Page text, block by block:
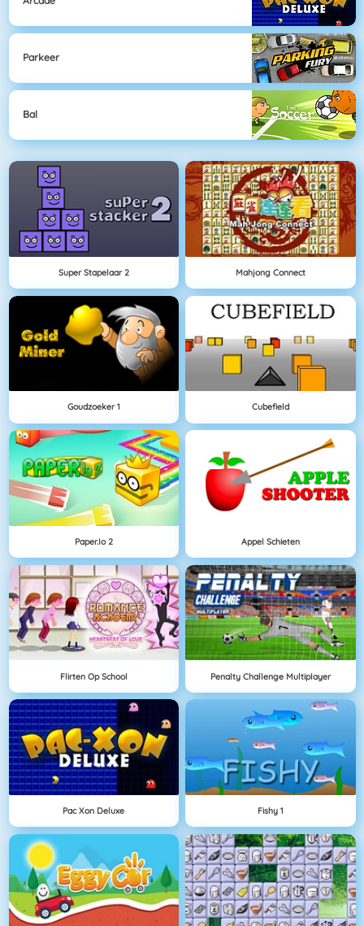
Parkeer
Bal
Super Stapelaar 2 Mahjong Connect
Goudzoeker 1 Cubefield
Paper.io 2 Appel Schieten
Flirten Op School Penalty Challenge Multiplayer
Pac Xon Deluxe Fishy 1